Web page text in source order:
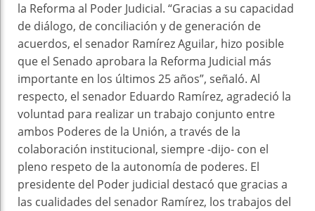
la Reforma al Poder Judicial. “Gracias a su capacidad
de diálogo, de conciliación y de generación de
acuerdos, el senador Ramírez Aguilar, hizo posible
que el Senado aprobara la Reforma Judicial más
importante en los últimos 25 años”, señaló. Al
respecto, el senador Eduardo Ramírez, agradeció la
voluntad para realizar un trabajo conjunto entre
ambos Poderes de la Unión, a través de la
colaboración institucional, siempre -dijo- con el
pleno respeto de la autonomía de poderes. El
presidente del Poder judicial destacó que gracias a
las cualidades del senador Ramírez, los trabajos del